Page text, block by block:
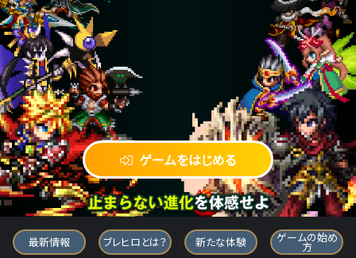
ゲームをはじめる
ブレイブ フロンティア ヒーローズ
最新情報 ブレヒロとは？ 新たな体験 ゲームの始め
方